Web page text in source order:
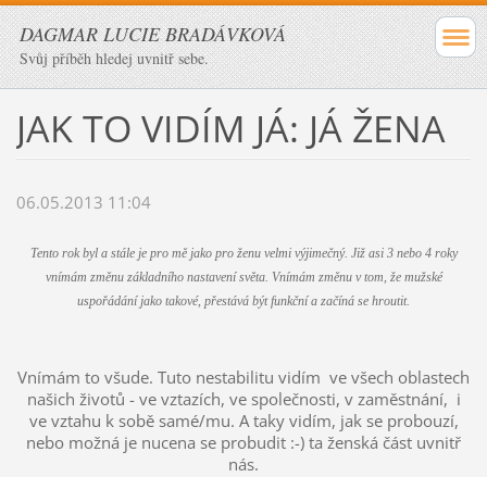
DAGMAR LUCIE BRADÁVKOVÁ
Svůj příběh hledej uvnitř sebe.
JAK TO VIDÍM JÁ: JÁ ŽENA
06.05.2013 11:04
Tento rok byl a stále je pro mě jako pro ženu velmi výjimečný. Již asi 3 nebo 4 roky
vnímám změnu základního nastavení světa. Vnímám změnu v tom, že mužské
uspořádání jako takové, přestává být funkční a začíná se hroutit.
Vnímám to všude. Tuto nestabilitu vidím ve všech oblastech
našich životů - ve vztazích, ve společnosti, v zaměstnání, i
ve vztahu k sobě samé/mu. A taky vidím, jak se probouzí,
nebo možná je nucena se probudit :-) ta ženská část uvnitř
nás.